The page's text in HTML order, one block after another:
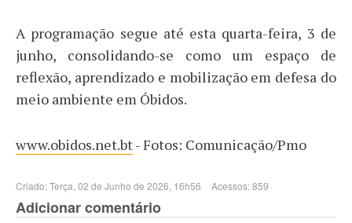
A programação segue até esta quarta-feira, 3 de
junho, consolidando-se como um espaço de
reflexão, aprendizado e mobilização em defesa do
meio ambiente em Óbidos.
www.obidos.net.bt- Fotos: Comunicação/Pmo
Criado: Terça, 02 de Junho de 2026, 16h56 Acessos: 859
Adicionar comentário